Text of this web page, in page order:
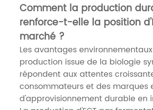
Comment la production
renforce-t-elle la position
marché ?
Les avantages
production issue de la biologie
répondent aux attentes
consommateurs et des marques
d'approvisionnement durable en